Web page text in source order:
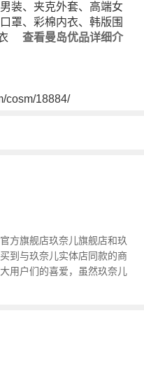
装、夹克外套、高端女
罩、彩棉内衣、韩版围
衣 查看曼岛优品详细介
cosm/18884/
方旗舰店玖奈儿旗舰店和玖
到与玖奈儿实体店同款的商
用户们的喜爱，虽然玖奈儿